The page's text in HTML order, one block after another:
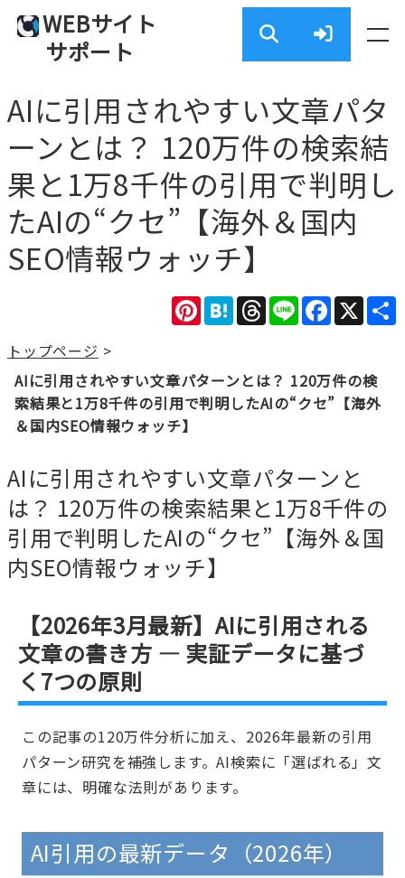
WEBサイト
サポート
AIに引用されやすい文章パタ
ーンとは？ 120万件の検索結
果と1万8千件の引用で判明し
たAIの“クセ”【海外＆国内
SEO情報ウォッチ】
X
Facebook
Line
Threads
Hatena
Pinterest
トップページ >
AIに引用されやすい文章パターンとは？ 120万件の検
索結果と1万8千件の引用で判明したAIの“クセ”【海外
＆国内SEO情報ウォッチ】
AIに引用されやすい文章パターンと
は？ 120万件の検索結果と1万8千件の
引用で判明したAIの“クセ”【海外＆国
内SEO情報ウォッチ】
【2026年3月最新】AIに引用される
文章の書き方 — 実証データに基づ
く7つの原則
この記事の120万件分析に加え、2026年最新の引用
パターン研究を補強します。AI検索に「選ばれる」文
章には、明確な法則があります。
AI引用の最新データ（2026年）